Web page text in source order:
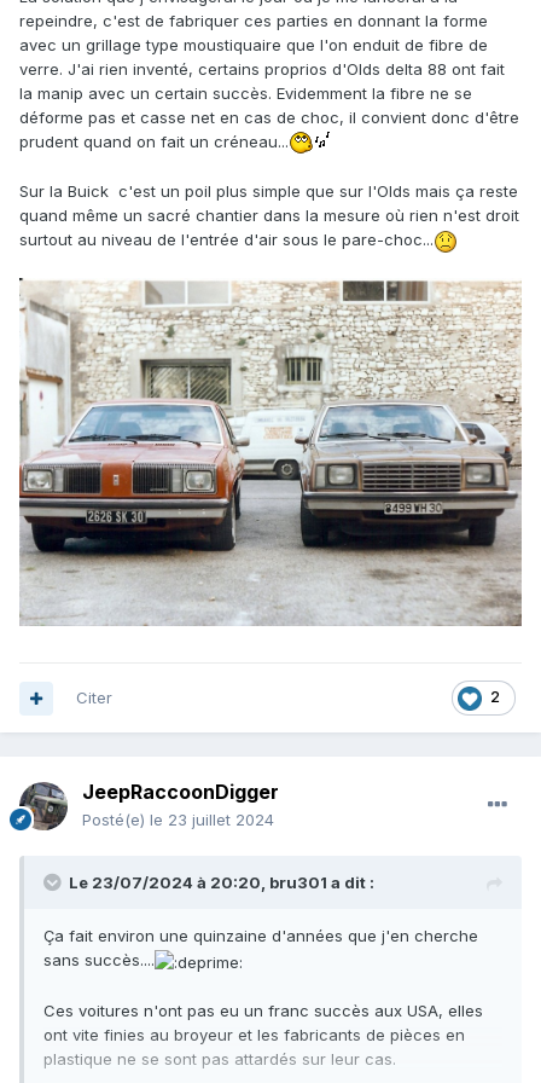
repeindre, c'est de fabriquer ces parties en donnant la forme
avec un grillage type moustiquaire que l'on enduit de fibre de
verre. J'ai rien inventé, certains proprios d'Olds delta 88 ont fait
la manip avec un certain succès. Evidemment la fibre ne se
déforme pas et casse net en cas de choc, il convient donc d'être
prudent quand on fait un créneau...
Sur la Buick c'est un poil plus simple que sur l'Olds mais ça reste
quand même un sacré chantier dans la mesure où rien n'est droit
surtout au niveau de l'entrée d'air sous le pare-choc...
2
Citer
JeepRaccoonDigger
Posté(e) le 23 juillet 2024
Le 23/07/2024 à 20:20, bru301 a dit :
Ça fait environ une quinzaine d'années que j'en cherche
sans succès....
Ces voitures n'ont pas eu un franc succès aux USA, elles
ont vite finies au broyeur et les fabricants de pièces en
plastique ne se sont pas attardés sur leur cas.